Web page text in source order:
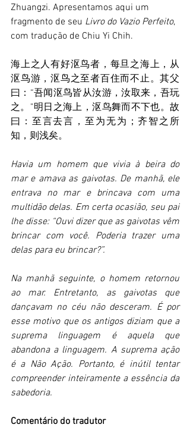
Zhuangzi. Apresentamos aqui um
fragmento de seu Livro do Vazio Perfeito,
com tradução de Chiu Yi Chih.
海上之人有好沤鸟者，每旦之海上，从
沤鸟游，沤鸟之至者百住而不止。其父
曰：“吾闻沤鸟皆从汝游，汝取来，吾玩
之。”明日之海上，沤鸟舞而不下也。故
曰：至言去言，至为无为；齐智之所
知，则浅矣。
Havia um homem que vivia à beira do
mar e amava as gaivotas. De manhã, ele
entrava no mar e brincava com uma
multidão delas. Em certa ocasião, seu pai
lhe disse: “Ouvi dizer que as gaivotas vêm
brincar com você. Poderia trazer uma
delas para eu brincar?”.
Na manhã seguinte, o homem retornou
ao mar. Entretanto, as gaivotas que
dançavam no céu não desceram. É por
esse motivo que os antigos diziam que a
suprema linguagem é aquela que
abandona a linguagem. A suprema ação
é a Não Ação. Portanto, é inútil tentar
compreender inteiramente a essência da
sabedoria.
Comentário do tradutor